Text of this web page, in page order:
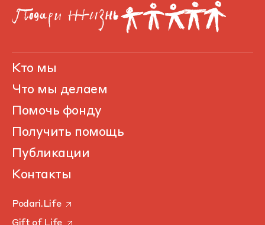
Кто мы
Что мы делаем
Помочь фонду
Получить помощь
Публикации
Контакты
Podari.Life